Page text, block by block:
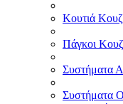
Κουτιά
Πάγκοι
Συστήματα
Συστήματα